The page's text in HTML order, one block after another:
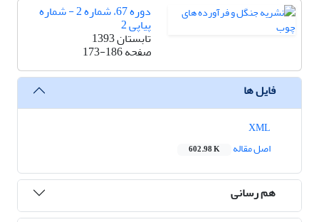
دوره 67، شماره 2 - شماره
پیاپی 2
تابستان 1393
صفحه173-186
فایل ها
اصل مقاله
602.98 K
هم رسانی